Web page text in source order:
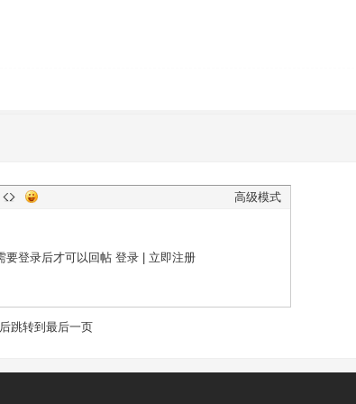
高级模式
要登录后才可以回帖 登录| 立即注册
跳转到最后一页